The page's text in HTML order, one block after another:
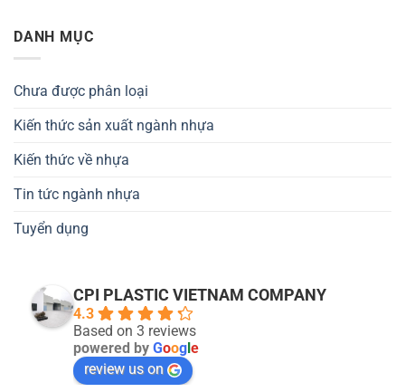
DANH MỤC
Chưa được phân loại
Kiến thức sản xuất ngành nhựa
Kiến thức về nhựa
Tin tức ngành nhựa
Tuyển dụng
CPI PLASTIC VIETNAM COMPANY
4.3
Based on 3 reviews
powered by Goog e
review us on